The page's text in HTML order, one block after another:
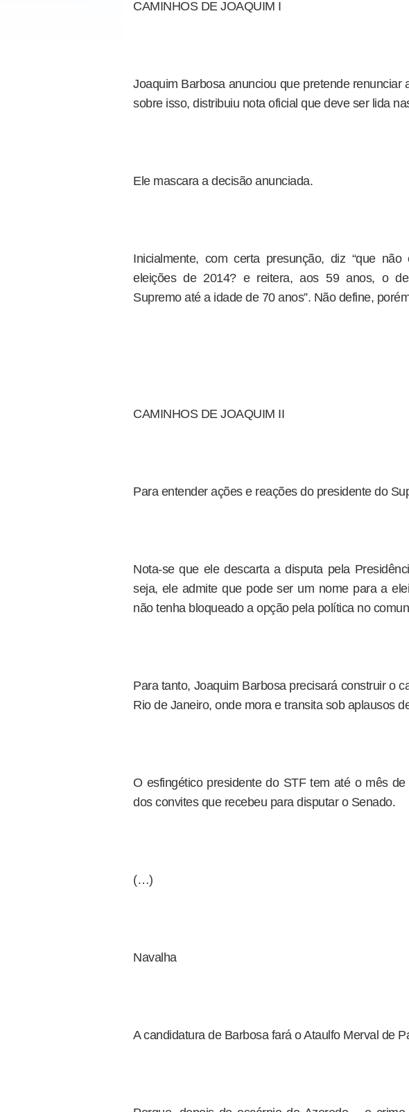
CAMINHOS DE JOAQUIM I
Joaquim Barbosa anunciou que pretende renunciar
sobre isso, distribuiu nota oficial que deve ser lida
Ele mascara a decisão anunciada.
Inicialmente, com certa presunção, diz “que
eleições de 2014? e reitera, aos 59 anos, o
Supremo até a idade de 70 anos”. Não define,
CAMINHOS DE JOAQUIM II
Para entender ações e reações do presidente do
Nota-se que ele descarta a disputa pela
seja, ele admite que pode ser um nome para a
não tenha bloqueado a opção pela política no
Para tanto, Joaquim Barbosa precisará construir o
Rio de Janeiro, onde mora e transita sob aplausos
O esfingético presidente do STF tem até o mês
dos convites que recebeu para disputar o Senado.
(…)
Navalha
A candidatura de Barbosa fará o Ataulfo Merval de